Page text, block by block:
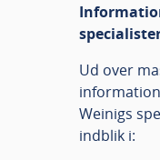
Ud over
Weinigs
indblik i: